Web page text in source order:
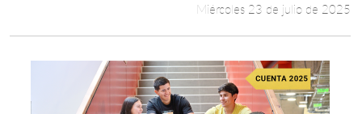
Miércoles 23 de julio de 2025